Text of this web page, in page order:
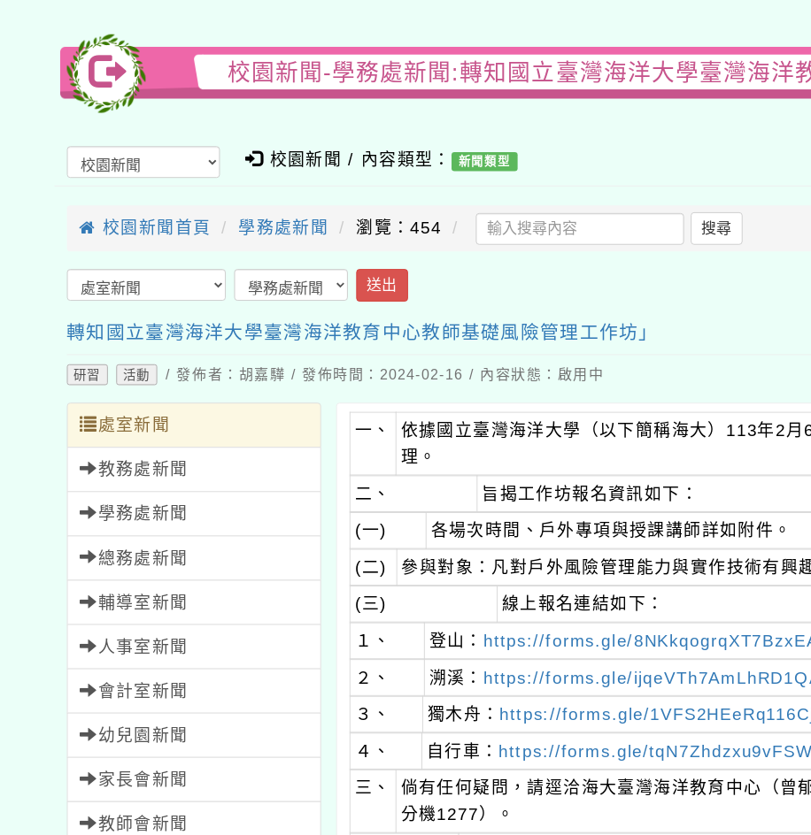
校園新聞-學務處新聞:轉知國立臺灣海洋大學臺灣海洋
校園新聞 / 內容類型： 新聞類型
校園新聞首頁 學務處新聞 瀏覽：454 搜尋
送出
轉知國立臺灣海洋大學臺灣海洋教育中心教師基礎風險管理工作坊」
研習 活動 / 發佈者：胡嘉驊 / 發佈時間：2024-02-16 / 內容狀態：啟用中
處室新聞
教務處新聞
學務處新聞
總務處新聞
輔導室新聞
人事室新聞
會計室新聞
幼兒園新聞
家長會新聞
教師會新聞
一、 依據國立臺灣海洋大學（以下簡稱海大）113年2
理。
二、 旨揭工作坊報名資訊如下：
(一) 各場次時間、戶外專項與授課講師詳如附件。
(二)
參與對象：凡對戶外風險管理能力與實作技術有興
(三)
線上報名連結如下：
１、 登山： https://forms.gle/
２、
溯溪： https://forms.gle/
３、
獨木舟： https://forms.gle/
４、 自行車： https://forms.gle/
三、
倘有任何疑問，請逕洽海大臺灣海洋教育中心（
分機1277）。